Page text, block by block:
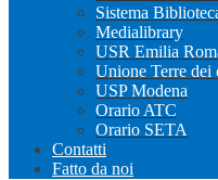
Sistema
Medialibrary
USR Emilia
Unione Terre dei
USP Modena
Orario ATC
Orario SETA
Contatti
Fatto da noi